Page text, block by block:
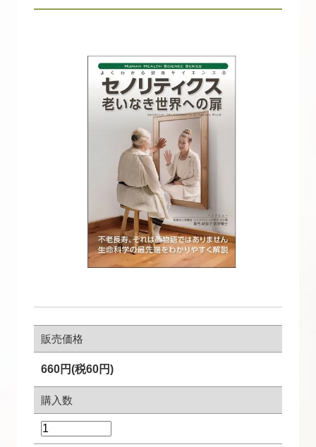
販売価格
660円(税60円)
購入数